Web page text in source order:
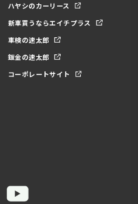
ハヤシのカーリース
新車買うならエイチプラス
車検の速太郎
鈑金の速太郎
コーポレートサイト